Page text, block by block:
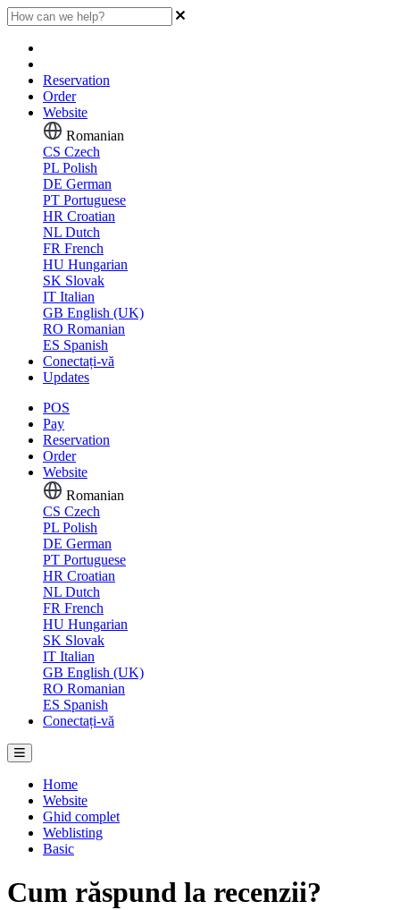
Reservation
Order
Website
Romanian
CS Czech
PL Polish
DE German
PT Portuguese
HR Croatian
NL Dutch
FR French
HU Hungarian
SK Slovak
IT Italian
GB English (UK)
RO Romanian
ES Spanish
Conectați-vă
Updates
POS
Pay
Reservation
Order
Website
Romanian
CS Czech
PL Polish
DE German
PT Portuguese
HR Croatian
NL Dutch
FR French
HU Hungarian
SK Slovak
IT Italian
GB English (UK)
RO Romanian
ES Spanish
Conectați-vă
Home
Website
Ghid complet
Weblisting
Basic
Cum răspund la recenzii?